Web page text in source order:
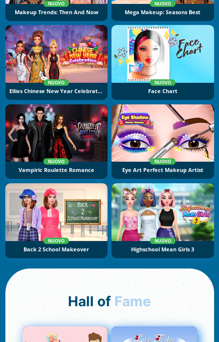
NUOVO
Makeup Trends: Then And Now
NUOVO
Mega Makeup: Seasons Best
NUOVO
Ellies Chinese New Year Celebration
NUOVO
Face Chart
NUOVO
Vampiric Roulette Romance
NUOVO
Eye Art Perfect Makeup Artist
NUOVO
Back 2 School Makeover
NUOVO
Highschool Mean Girls 3
Hall of Fame